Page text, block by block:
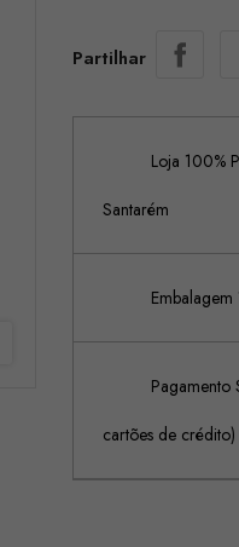
Partilhar
Loja 100%
Santarém
Pagamento
cartões de crédito)